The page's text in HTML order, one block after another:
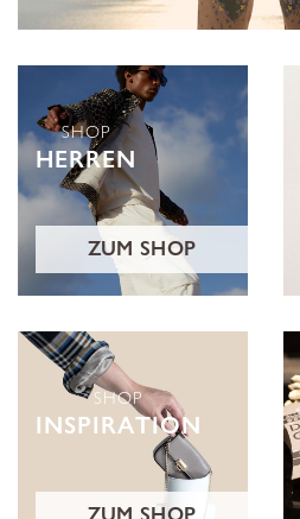
SHOP
HERREN
ZUM SHOP
SHOP
INSPIRATION
ZUM SHOP